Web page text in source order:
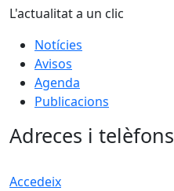
L'actualitat a un clic
Notícies
Avisos
Agenda
Publicacions
Adreces i telèfons
Accedeix